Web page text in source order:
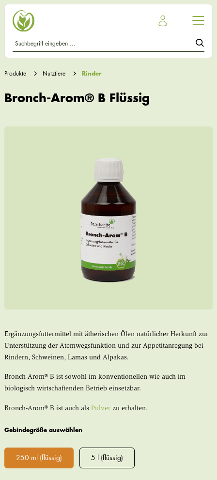
Produkte Nutztiere Rinder
Bronch-Arom® B Flüssig
Ergänzungsfuttermittel mit ätherischen Ölen natürlicher Herkunft zur
Unterstützung der Atemwegsfunktion und zur Appetitanregung bei
Rindern, Schweinen, Lamas und Alpakas.
Bronch-Arom® B ist sowohl im konventionellen wie auch im
biologisch wirtschaftenden Betrieb einsetzbar.
Bronch-Arom® B ist auch als Pulverzu erhalten.
Gebindegröße auswählen
250 ml (flüssig) 5 l (flüssig)